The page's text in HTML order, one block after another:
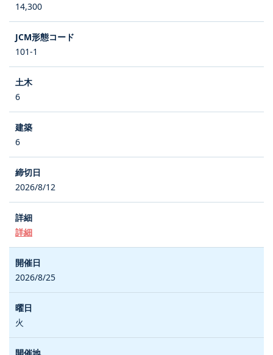
14,300
101-1
6
6
2026/8/12
詳細
2026/8/25
火